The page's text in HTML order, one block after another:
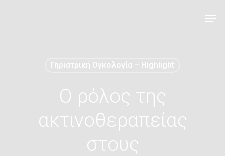
Γηριατρική Ογκολογία – Highlight
Ο ρόλος της
ακτινοθεραπείας
στους